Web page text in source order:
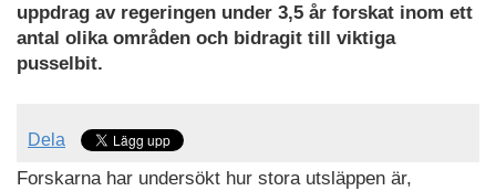
uppdrag av regeringen under 3,5 år forskat inom ett
antal olika områden och bidragit till viktiga
pusselbit.
Dela
Forskarna har undersökt hur stora utsläppen är,